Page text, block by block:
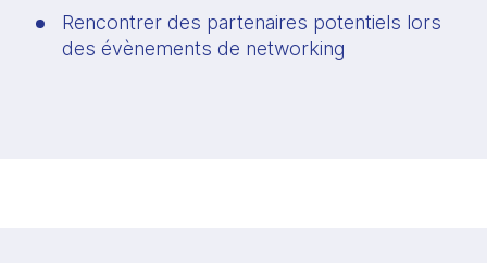
Rencontrer des partenaires potentiels lors
des évènements de networking